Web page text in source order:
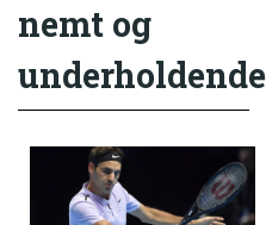
nemt og
underholdende